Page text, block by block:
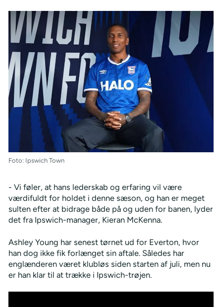
Foto: Ipswich Town
- Vi føler, at hans lederskab og erfaring vil være
værdifuldt for holdet i denne sæson, og han er meget
sulten efter at bidrage både på og uden for banen, lyder
det fra Ipswich-manager, Kieran McKenna.
Ashley Young har senest tørnet ud for Everton, hvor
han dog ikke fik forlænget sin aftale. Således har
englænderen været klubløs siden starten af juli, men nu
er han klar til at trække i Ipswich-trøjen.